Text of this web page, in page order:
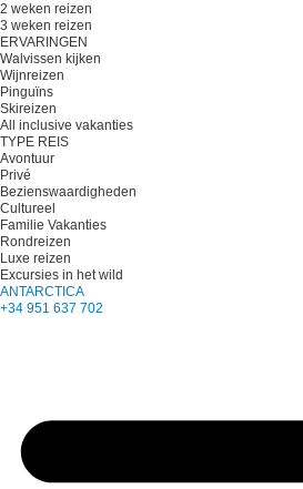
2 weken reizen
3 weken reizen
ERVARINGEN
Walvissen kijken
Wijnreizen
Pinguïns
Skireizen
All inclusive vakanties
TYPE REIS
Avontuur
Privé
Bezienswaardigheden
Cultureel
Familie Vakanties
Rondreizen
Luxe reizen
Excursies in het wild
ANTARCTICA
+34 951 637 702